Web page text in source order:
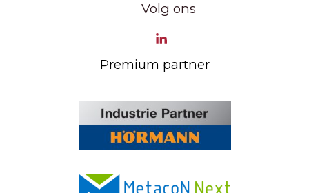
Volg ons
Premium partner